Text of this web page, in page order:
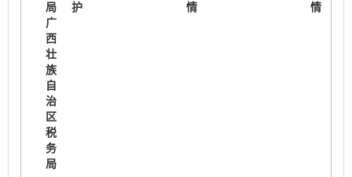
局
广
西
壮
族
自
治
区
税
务
局
护
情
情